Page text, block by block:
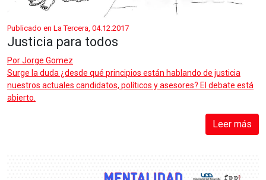
Publicado en La Tercera, 04.12.2017
Justicia para todos
PorJorge Gomez
Surge la duda ¿desde qué principios están hablando de justicia
nuestros actuales candidatos, políticos y asesores? El debate está
abierto.
Leer más